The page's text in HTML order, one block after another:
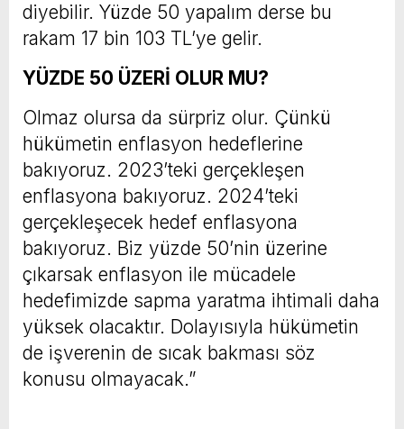
diyebilir. Yüzde 50 yapalım derse bu
rakam 17 bin 103 TL’ye gelir.
YÜZDE 50 ÜZERİ OLUR MU?
Olmaz olursa da sürpriz olur. Çünkü
hükümetin enflasyon hedeflerine
bakıyoruz. 2023’teki gerçekleşen
enflasyona bakıyoruz. 2024’teki
gerçekleşecek hedef enflasyona
bakıyoruz. Biz yüzde 50’nin üzerine
çıkarsak enflasyon ile mücadele
hedefimizde sapma yaratma ihtimali daha
yüksek olacaktır. Dolayısıyla hükümetin
de işverenin de sıcak bakması söz
konusu olmayacak.”